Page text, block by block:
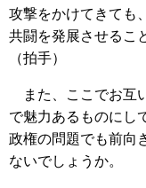
攻撃をかけてきても
共闘を発展させるこ
（拍手）
また、ここでお互
で魅力あるものにし
政権の問題でも前向
ないでしょうか。